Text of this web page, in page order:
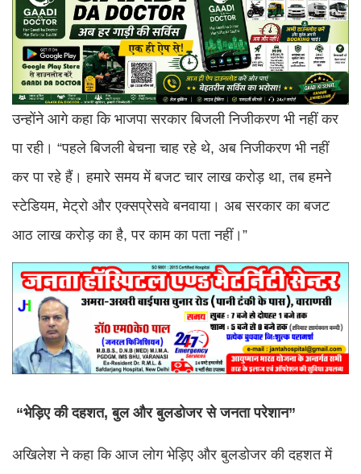
उन्होंने आगे कहा कि भाजपा सरकार बिजली निजीकरण भी नहीं कर
पा रही। “पहले बिजली बेचना चाह रहे थे, अब निजीकरण भी नहीं
कर पा रहे हैं। हमारे समय में बजट चार लाख करोड़ था, तब हमने
स्टेडियम, मेट्रो और एक्सप्रेसवे बनवाया। अब सरकार का बजट
आठ लाख करोड़ का है, पर काम का पता नहीं।”
“भेड़िए की दहशत, बुल और बुलडोजर से जनता परेशान”
अखिलेश ने कहा कि आज लोग भेड़िए और बुलडोजर की दहशत में